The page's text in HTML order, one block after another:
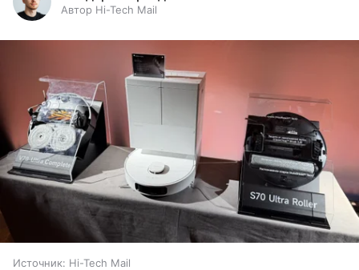
Автор Hi-Tech Mail
Источник: Hi-Tech Mail